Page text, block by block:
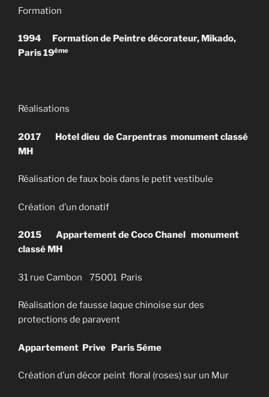
Formation
1994 Formation de Peintre décorateur, Mikado,
Paris 19éme
Réalisations
2017 Hotel dieu de Carpentras monument classé
MH
Réalisation de faux bois dans le petit vestibule
Création d’un donatif
2015 Appartement de Coco Chanel monument
classé MH
31 rue Cambon 75001 Paris
Réalisation de fausse laque chinoise sur des
protections de paravent
Appartement Prive Paris 5éme
Création d’un décor peint floral (roses) sur un Mur